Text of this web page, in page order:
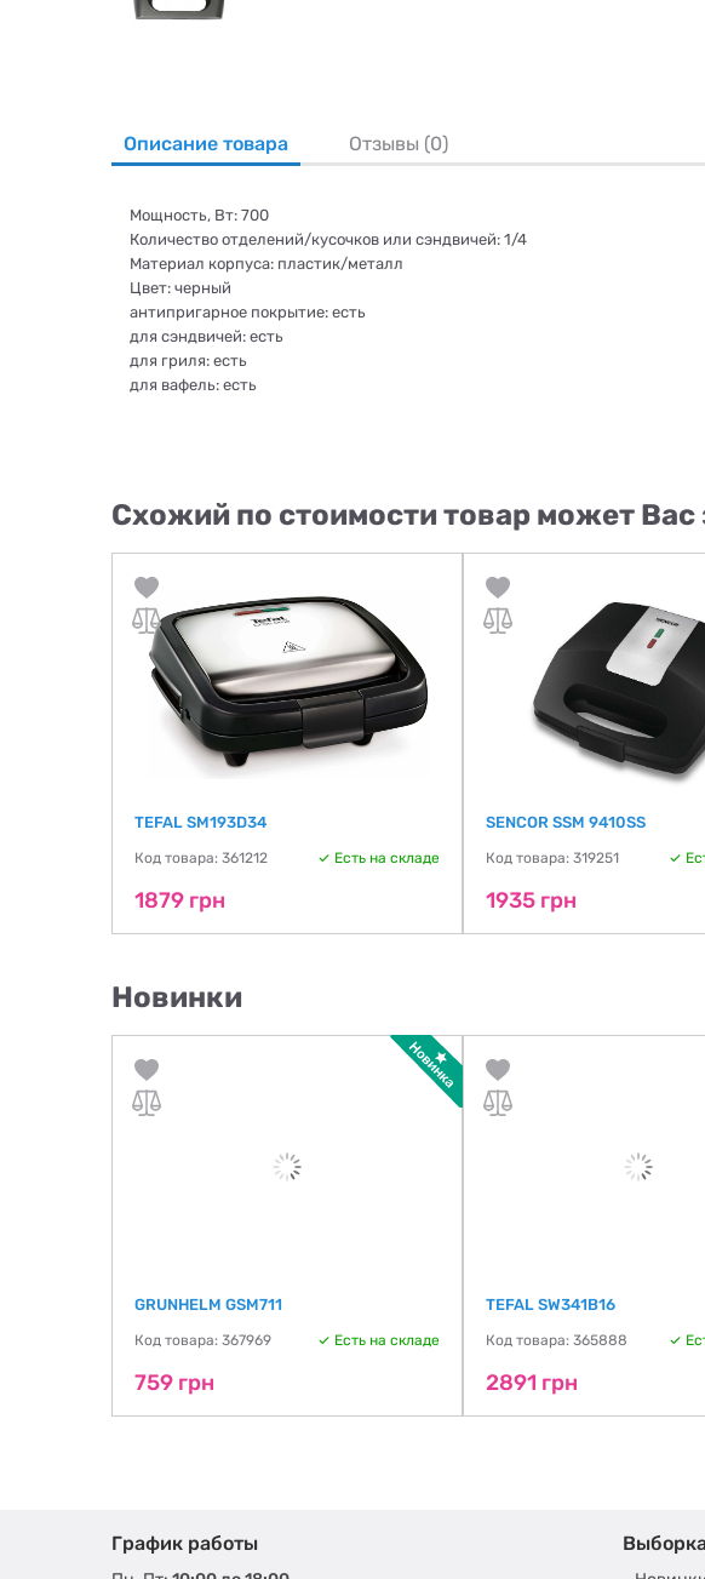
Описание товара Отзывы (0)
Мощность, Вт: 700
Количество отделений/кусочков или сэндвичей: 1/4
Материал корпуса: пластик/металл
Цвет: черный
антипригарное покрытие: есть
для сэндвичей: есть
для гриля: есть
для вафель: есть
Схожий по стоимости товар может Вас
TEFAL SM193D34
Код товара: 361212 Есть на складе
1879 грн
SENCOR SSM 9410SS
Код товара: 319251
1935 грн
Новинки
GRUNHELM GSM711
Код товара: 367969 Есть на складе
759 грн
TEFAL SW341B16
Код товара: 365888
2891 грн
График работы